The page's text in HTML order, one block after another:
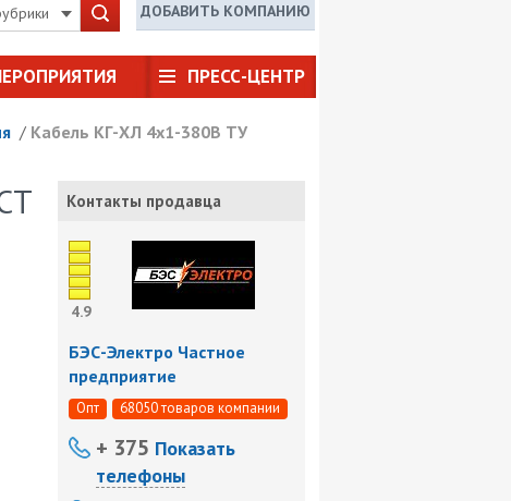
ДОБАВИТЬ КОМПАНИЮ
ПРЕСС-ЦЕНТР
/ Кабель КГ-ХЛ 4х1-380В ТУ
Контакты продавца
4.9
БЭС-Электро Частное
предприятие
Опт 68050 товаров компании
+ 375 Показать
телефоны